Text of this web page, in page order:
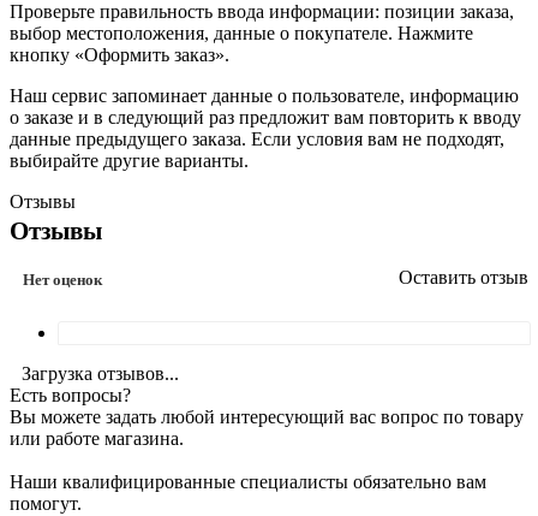
Проверьте правильность ввода информации: позиции заказа,
выбор местоположения, данные о покупателе. Нажмите
кнопку «Оформить заказ».
Наш сервис запоминает данные о пользователе, информацию
о заказе и в следующий раз предложит вам повторить к вводу
данные предыдущего заказа. Если условия вам не подходят,
выбирайте другие варианты.
Отзывы
Отзывы
Нет оценок Оставить отзыв
Загрузка отзывов...
Есть вопросы?
Вы можете задать любой интересующий вас вопрос по товару
или работе магазина.
Наши квалифицированные специалисты обязательно вам
помогут.